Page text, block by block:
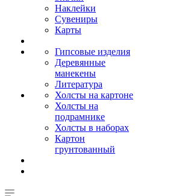
Наклейки
Сувениры
Карты
Гипсовые изделия
Деревянные
манекены
Литература
Холсты на картоне
Холсты на
подрамнике
Холсты в наборах
Картон
грунтованный